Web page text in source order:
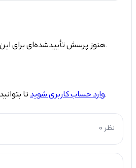
هنوز پرسش تأییدشده‌ای برای این محصول ثبت نشده است.
وارد حساب کاربری شویدتا بتوانید پرسش یا پاسخ ثبت کنید.
0 نظر